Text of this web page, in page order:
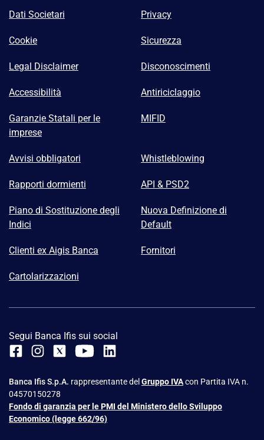
Dati Societari Privacy
Cookie Sicurezza
Legal Disclaimer Disconoscimenti
Accessibilità Antiriciclaggio
Garanzie Statali per le
imprese
MIFID
Avvisi obbligatori Whistleblowing
Rapporti dormienti API & PSD2
Piano di Sostituzione degli
Indici
Nuova Definizione di
Default
Clienti ex Aigis Banca Fornitori
Cartolarizzazioni
Segui Banca Ifis sui social
Banca Ifis S.p.A. rappresentante del Gruppo IVAcon Partita IVA n.
04570150278
Fondo di garanzia per le PMI del Ministero dello Sviluppo
Economico (legge 662/96)